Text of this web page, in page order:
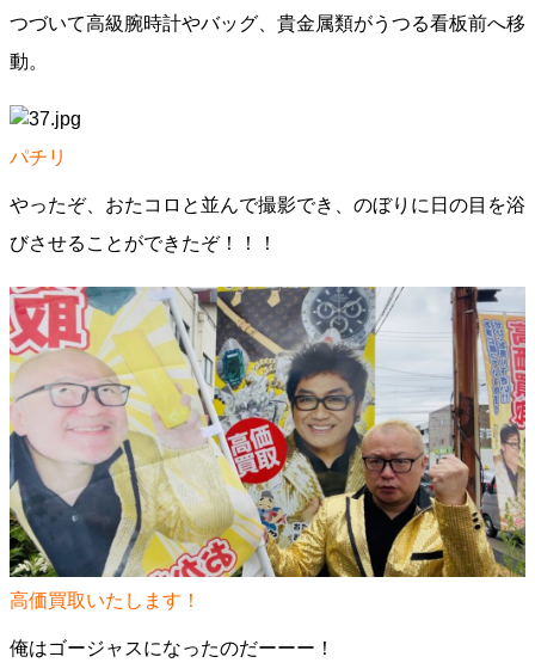
つづいて高級腕時計やバッグ、貴金属類がうつる看板前へ移
動。
パチリ
やったぞ、おたコロと並んで撮影でき、のぼりに日の目を浴
びさせることができたぞ！！！
高価買取いたします！
俺はゴージャスになったのだーーー！